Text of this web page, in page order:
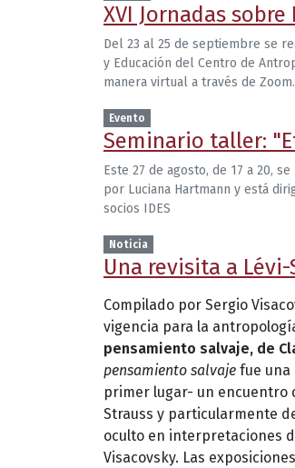
XVI Jornadas
Del 23 al 25 de septiembre se
y Educación del Centro de
manera virtual a través de
Evento
Seminario taller:
Este 27 de agosto, de 17 a 20,
por Luciana Hartmann y está
socios IDES
Noticia
Una revisita a
Compilado por Sergio
vigencia para la
pensamiento salvaje, de
pensamiento salvaje fue una
primer lugar- un encuentro
Strauss y particularmente
oculto en interpretaciones
Visacovsky. Las